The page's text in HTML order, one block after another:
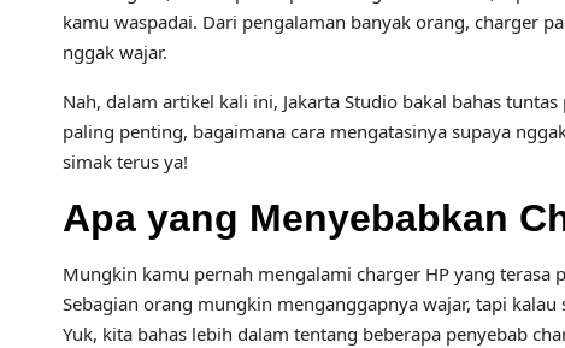
kamu waspadai. Dari pengalaman banyak orang, charger
nggak wajar.
Nah, dalam artikel kali ini, Jakarta Studio bakal bahas
paling penting, bagaimana cara mengatasinya supaya
simak terus ya!
Apa yang Menyebabkan
Mungkin kamu pernah mengalami charger HP yang terasa
Sebagian orang mungkin menganggapnya wajar, tapi
Yuk, kita bahas lebih dalam tentang beberapa penyebab